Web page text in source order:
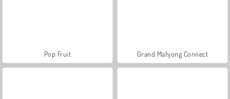
Pop Fruit Grand Mahjong Connect